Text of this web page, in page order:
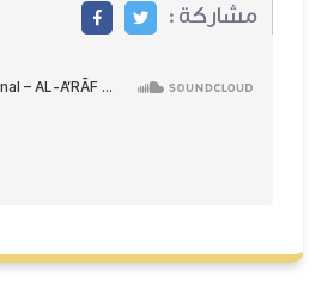
مشاركة :